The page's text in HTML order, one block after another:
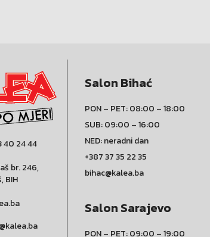
40 24 44
br. 246,
BIH
Salon Bihać
PON – PET: 08:00 – 18:00
SUB: 09:00 – 16:00
NED: neradni dan
+387 37 35 22 35
bihac@kalea.ba
Salon Sarajevo
PON – PET: 09:00 – 19:00